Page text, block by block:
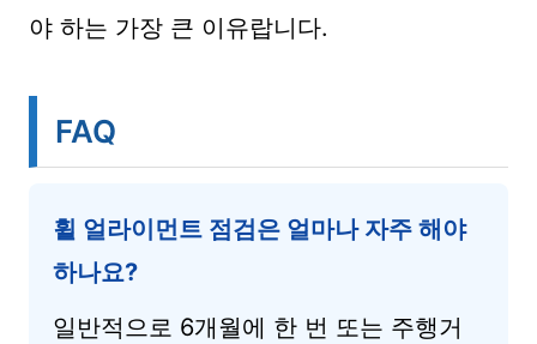
야 하는 가장 큰 이유랍니다.
FAQ
휠 얼라이먼트 점검은 얼마나 자주 해야
하나요?
일반적으로 6개월에 한 번 또는 주행거